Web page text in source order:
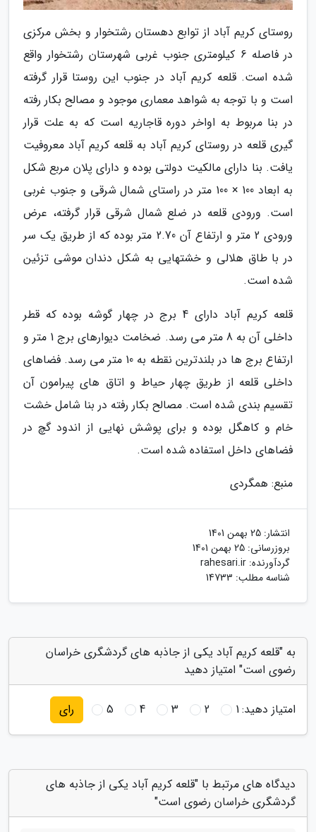
روستای کریم آباد از توابع دهستان رشتخوار و بخش مرکزی
در فاصله 6 کیلومتری جنوب غربی شهرستان رشتخوار واقع
شده است. قلعه کریم آباد در جنوب این روستا قرار گرفته
است و با توجه به شواهد معماری موجود و مصالح بکار رفته
در بنا مربوط به اواخر دوره قاجاریه است که به علت قرار
گیری قلعه در روستای کریم آباد به قلعه کریم آباد معروفیت
یافت. بنا دارای مالکیت دولتی بوده و دارای پلان مربع شکل
به ابعاد 100 × 100 متر در راستای شمال شرقی و جنوب غربی
است. ورودی قلعه در ضلع شمال شرقی قرار گرفته، عرض
ورودی 2 متر و ارتفاع آن 2.70 متر بوده که از طریق یک سر
در با طاق هلالی و خشتهایی به شکل دندان موشی تزئین
شده است.
قلعه کریم آباد دارای 4 برج در چهار گوشه بوده که قطر
داخلی آن به 8 متر می رسد. ضخامت دیوارهای برج 1 متر و
ارتفاع برج ها در بلندترین نقطه به 10 متر می رسد. فضاهای
داخلی قلعه از طریق چهار حیاط و اتاق های پیرامون آن
تقسیم بندی شده است. مصالح بکار رفته در بنا شامل خشت
خام و کاهگل بوده و برای پوشش نهایی از اندود گچ در
فضاهای داخل استفاده شده است.
منبع: همگردی
انتشار: 25 بهمن 1401
بروزرسانی: 25 بهمن 1401
گردآورنده: rahesari.ir
شناسه مطلب: 14733
به "قلعه کریم آباد یکی از جاذبه های گردشگری خراسان
رضوی است" امتیاز دهید
امتیاز دهید:1
2
3
4
5 رای
دیدگاه های مرتبط با "قلعه کریم آباد یکی از جاذبه های
گردشگری خراسان رضوی است"